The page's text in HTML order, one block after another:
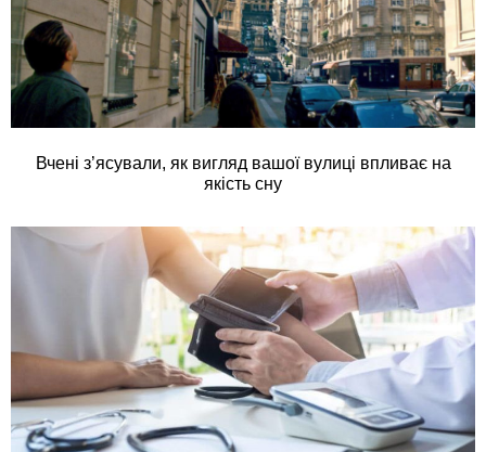
Вчені з’ясували, як вигляд вашої вулиці впливає на
якість сну